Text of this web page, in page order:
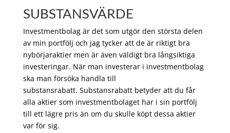
SUBSTANSVÄRDE
Investmentbolag är det som utgör den största delen
av min portfölj och jag tycker att de är riktigt bra
nybörjaraktier men är även väldigt bra långsiktiga
investeringar. När man investerar i investmentbolag
ska man försöka handla till
substansrabatt. Substansrabatt betyder att du får
alla aktier som investmentbolaget har i sin portfölj
till ett lägre pris än om du skulle köpt dessa aktier
var för sig.